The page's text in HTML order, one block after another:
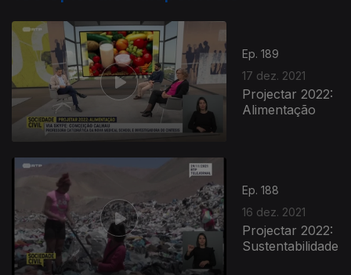
Ep. 189
17 dez. 2021
Projectar 2022:
Alimentação
Ep. 188
16 dez. 2021
Projectar 2022:
Sustentabilidade